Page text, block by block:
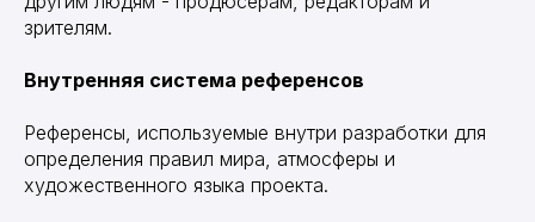
зрителям.
Внутренняя система референсов
Референсы, используемые внутри разработки для
определения правил мира, атмосферы и
художественного языка проекта.